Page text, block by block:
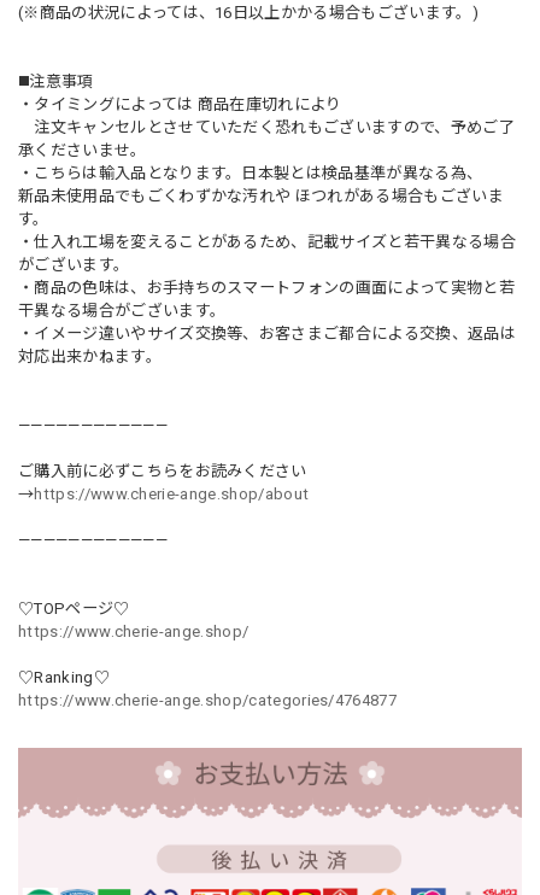
(※商品の状況によっては、16日以上かかる場合もございます。)
◼️注意事項
・タイミングによっては 商品在庫切れにより
注文キャンセルとさせていただく恐れもございますので、予めご了
承くださいませ。
・こちらは輸入品となります。日本製とは検品基準が異なる為、
新品未使用品でもごくわずかな汚れや ほつれがある場合もございま
す。
・仕入れ工場を変えることがあるため、記載サイズと若干異なる場合
がございます。
・商品の色味は、お手持ちのスマートフォンの画面によって実物と若
干異なる場合がございます。
・イメージ違いやサイズ交換等、お客さまご都合による交換、返品は
対応出来かねます。
————————————
ご購入前に必ずこちらをお読みください
→https://www.cherie-ange.shop/about
————————————
♡TOPページ♡
https://www.cherie-ange.shop/
♡Ranking♡
https://www.cherie-ange.shop/categories/4764877